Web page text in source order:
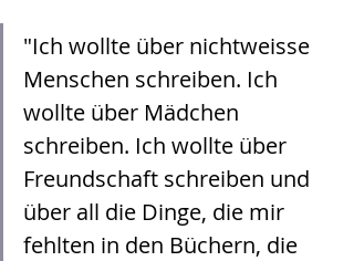
"Ich wollte über nichtweisse
Menschen schreiben. Ich
wollte über Mädchen
schreiben. Ich wollte über
Freundschaft schreiben und
über all die Dinge, die mir
fehlten in den Büchern, die